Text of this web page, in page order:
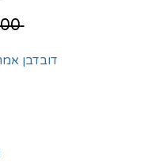
‏110.00 ‏₪